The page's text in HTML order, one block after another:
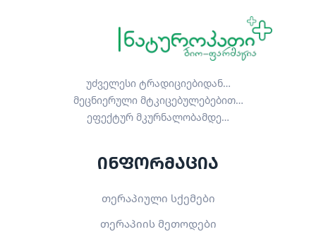
უძველესი ტრადიციებიდან…
მეცნიერული მტკიცებულებებით…
ეფექტურ მკურნალობამდე…
ინფორმაცია
თერაპიული სქემები
თერაპიის მეთოდები